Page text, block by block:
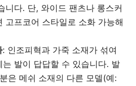
니다. 단, 와이드 팬츠나 롱스커
고프코어 스타일로 소화 가능해
: 인조피혁과 가죽 소재가 섞여
는 발이 답답할 수 있습니다. 발
은 메쉬 소재의 다른 모델(예: